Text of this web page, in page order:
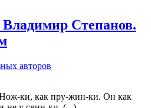
Степанов.
авторов
ки, как пру-жин-ки. Он как